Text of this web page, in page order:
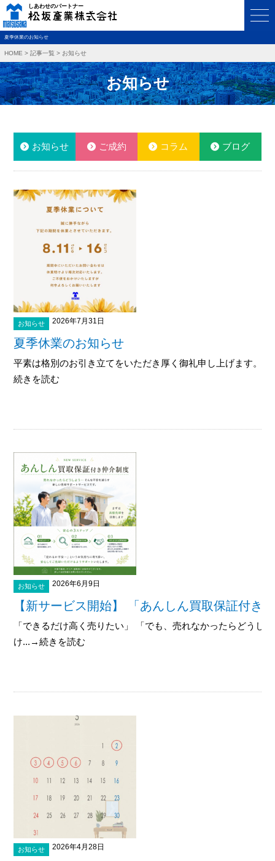
夏季休業のお知らせ
HOME > 記事一覧 > お知らせ
お知らせ
お知らせ ご成約 コラム ブログ
お知らせ 2026年7月31日
夏季休業のお知らせ
平素は格別のお引き立てをいただき厚く御礼申し上げます。
続きを読む
お知らせ 2026年6月9日
【新サービス開始】 「あんしん買取保証付き
「できるだけ高く売りたい」 「でも、売れなかったらどうし
け...→続きを読む
お知らせ 2026年4月28日